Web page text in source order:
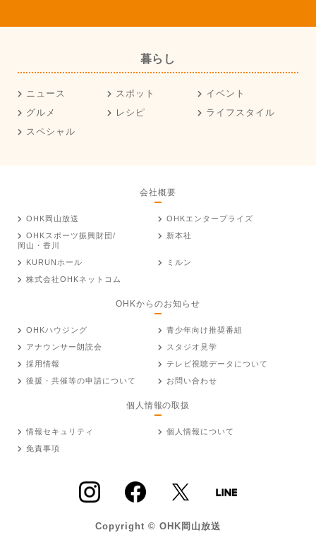
暮らし
ニュース スポット
イベント
グルメ
レシピ
ライフスタイル
スペシャル
会社概要
OHK岡山放送
OHKエンタープライズ
OHKスポーツ振興財団/
岡山・香川
新本社
KURUNホール
ミルン
株式会社OHKネットコム
OHKからのお知らせ
OHKハウジング
青少年向け推奨番組
アナウンサー朗読会
スタジオ見学
採用情報
テレビ視聴データについて
後援・共催等の申請について
お問い合わせ
個人情報の取扱
情報セキュリティ
個人情報について
免責事項
Copyright © OHK岡山放送